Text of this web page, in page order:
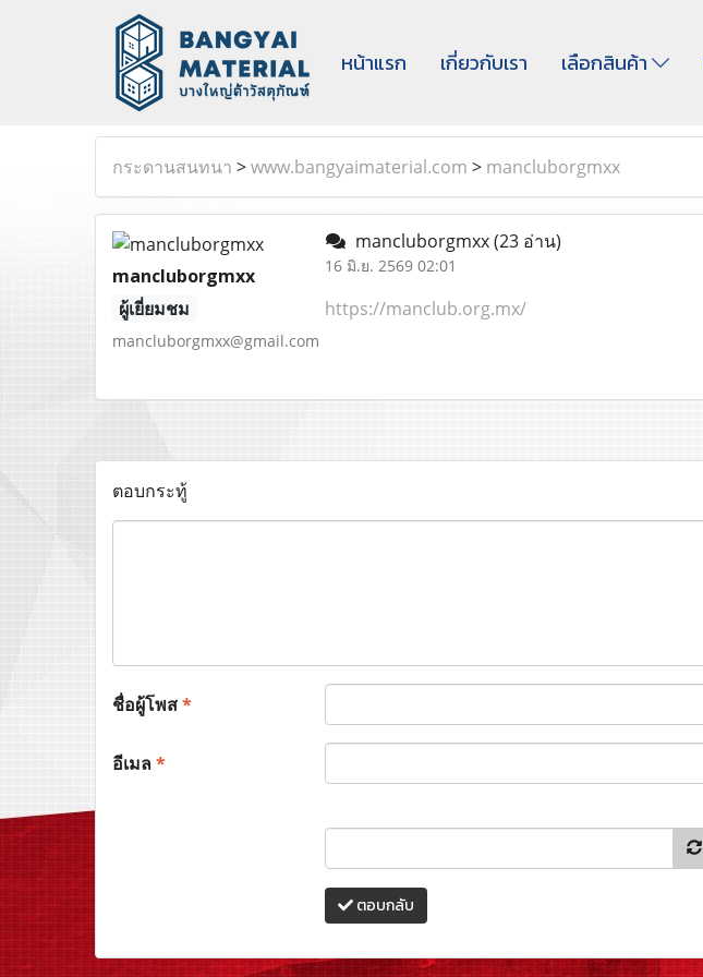
หน้าแรก เกี่ยวกับเรา เลือกสินค้า
กระดานสนทนา >www.bangyaimaterial.com > mancluborgmxx
mancluborgmxx
ผู้เยี่ยมชม
mancluborgmxx@gmail.com
mancluborgmxx(23 อ่าน)
16 มิ.ย. 2569 02:01
https://manclub.org.mx/
ตอบกระทู้
ชื่อผู้โพส*
อีเมล*
ตอบกลับ